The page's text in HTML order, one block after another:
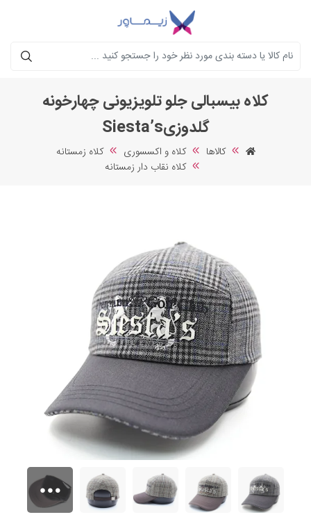
جستجو
کلاه بیسبالی جلو تلویزیونی چهارخونه
گلدوزیSiesta’s
کالاها کلاه و اکسسوری
کلاه زمستانه
کلاه نقاب دار زمستانه